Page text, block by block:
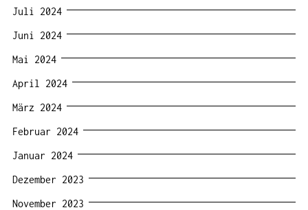
Juli 2024
Juni 2024
Mai 2024
April 2024
März 2024
Februar 2024
Januar 2024
Dezember 2023
November 2023